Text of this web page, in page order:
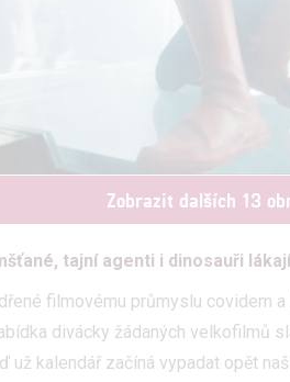
Zobrazit dalších 13
tajní agenti i dinosauři
filmovému průmyslu covidem
divácky žádaných velkofilmů
už kalendář začíná vypadat opět